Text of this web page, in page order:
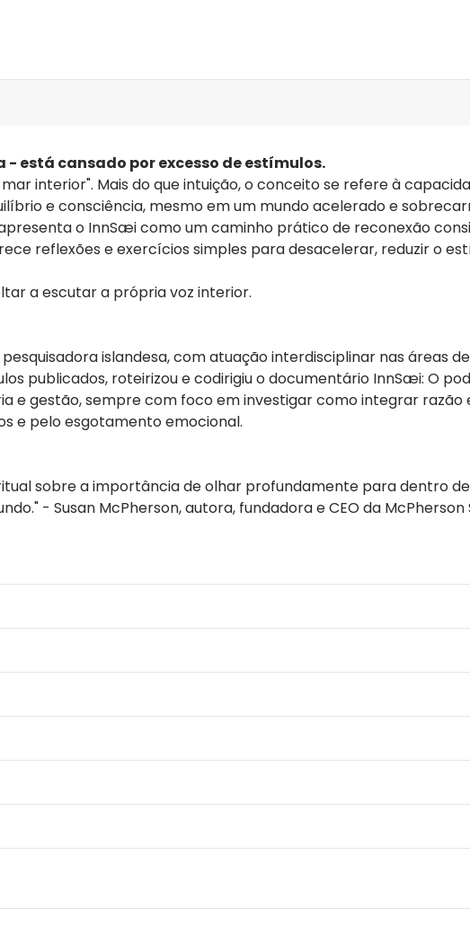
e CEO da McPherson Strategies
está cansado por excesso de estímulos.
interior". Mais do que intuição, o conceito se refere à
e consciência, mesmo em um mundo acelerado e
o InnSæi como um caminho prático de reconexão
reflexões e exercícios simples para desacelerar, reduzir o
a escutar a própria voz interior.
islandesa, com atuação interdisciplinar nas áreas
publicados, roteirizou e codirigiu o documentário InnSæi: O
e gestão, sempre com foco em investigar como integrar razão
e pelo esgotamento emocional.
sobre a importância de olhar profundamente para dentro
- Susan McPherson, autora, fundadora e CEO da